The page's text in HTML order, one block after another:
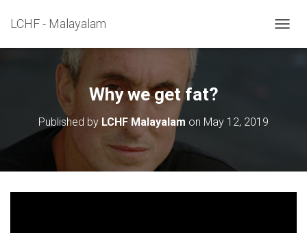
LCHF - Malayalam
Why we get fat?
Published by LCHF Malayalam on May 12, 2019